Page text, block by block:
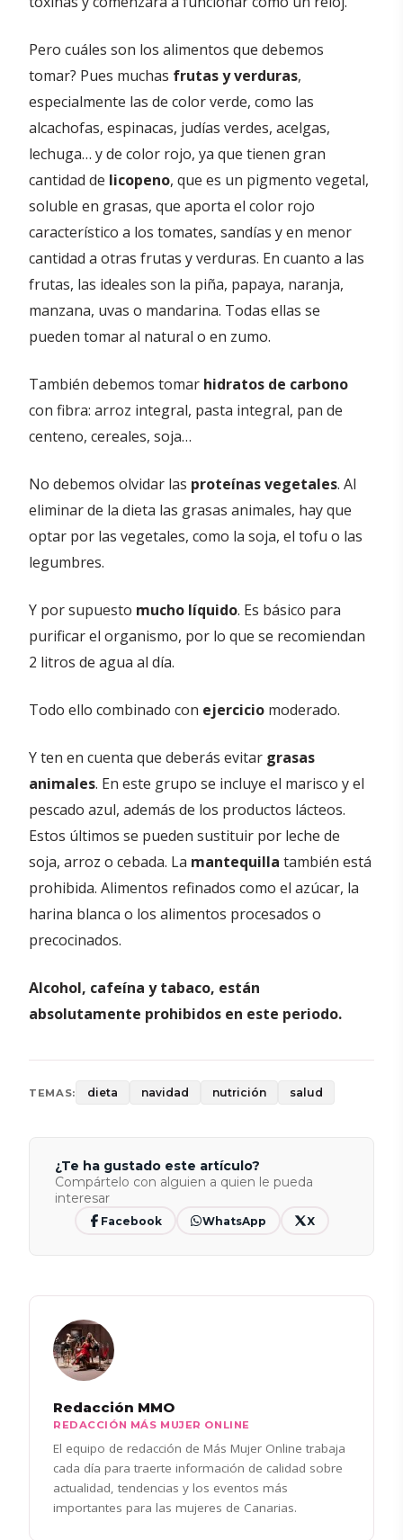
Pero cuáles son los alimentos que debemos
tomar? Pues muchas frutas y verduras,
especialmente las de color verde, como las
alcachofas, espinacas, judías verdes, acelgas,
lechuga… y de color rojo, ya que tienen gran
cantidad de licopeno, que es un pigmento vegetal,
soluble en grasas, que aporta el color rojo
característico a los tomates, sandías y en menor
cantidad a otras frutas y verduras. En cuanto a las
frutas, las ideales son la piña, papaya, naranja,
manzana, uvas o mandarina. Todas ellas se
pueden tomar al natural o en zumo.
También debemos tomar hidratos de carbono
con fibra: arroz integral, pasta integral, pan de
centeno, cereales, soja…
No debemos olvidar las proteínas vegetales. Al
eliminar de la dieta las grasas animales, hay que
optar por las vegetales, como la soja, el tofu o las
legumbres.
Y por supuesto mucho líquido. Es básico para
purificar el organismo, por lo que se recomiendan
2 litros de agua al día.
Todo ello combinado con ejercicio moderado.
Y ten en cuenta que deberás evitar grasas
animales. En este grupo se incluye el marisco y el
pescado azul, además de los productos lácteos.
Estos últimos se pueden sustituir por leche de
soja, arroz o cebada. La mantequilla también está
prohibida. Alimentos refinados como el azúcar, la
harina blanca o los alimentos procesados o
precocinados.
Alcohol, cafeína y tabaco, están
absolutamente prohibidos en este periodo.
TEMAS: dieta navidad nutrición salud
¿Te ha gustado este artículo?
Compártelo con alguien a quien le pueda
interesar
Facebook WhatsApp X
Redacción MMO
REDACCIÓN MÁS MUJER ONLINE
El equipo de redacción de Más Mujer Online trabaja
cada día para traerte información de calidad sobre
actualidad, tendencias y los eventos más
importantes para las mujeres de Canarias.